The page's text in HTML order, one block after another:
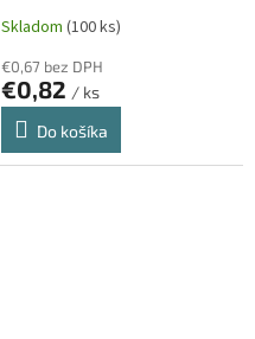
Skladom (100 ks)
€0,67 bez DPH
€0,82 / ks
Do košíka